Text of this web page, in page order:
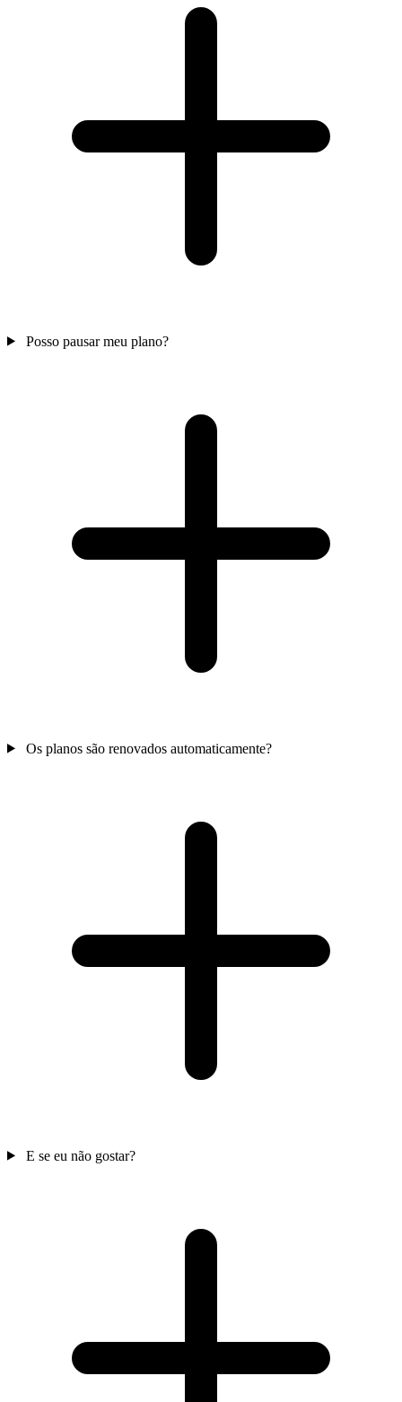
Posso pausar meu plano?
Os planos são renovados automaticamente?
E se eu não gostar?